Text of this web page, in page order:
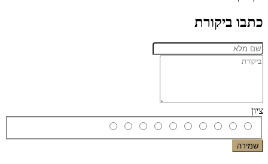
כתבו ביקורת
ציון
שמירה